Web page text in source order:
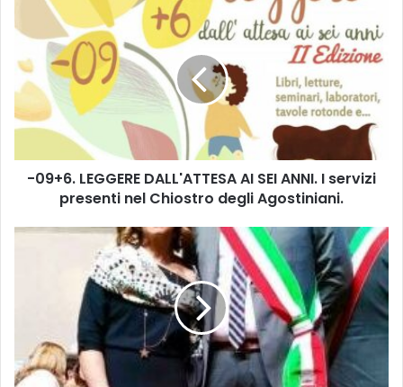
0
+
L
G
E
T
-09+6. LEGGERE DALL'ATTESA AI SEI ANNI. I servizi
presenti nel Chiostro degli Agostiniani.
L
a